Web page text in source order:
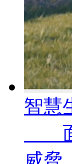
智慧
面